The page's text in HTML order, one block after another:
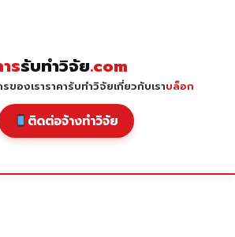
รรับทำวิจัย.com
ของเราราคารับทำวิจัยเกี่ยวกับเราบล็อก
ติดต่อจ้างทำวิจัย